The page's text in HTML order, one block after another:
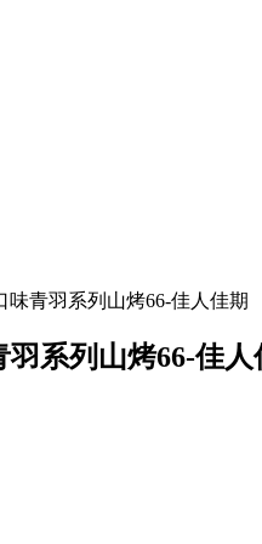
味青羽系列山烤66-佳人佳期
系列山烤66-佳人